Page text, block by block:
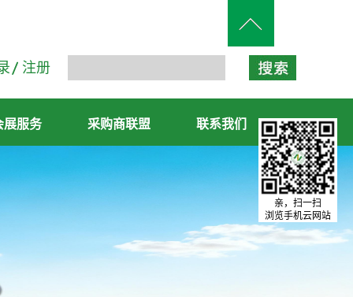
注册
展服务 采购商联盟 联系我们
亲，扫一扫
浏览手机云网站